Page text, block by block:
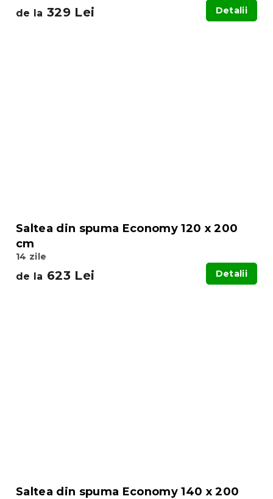
de la 329 Lei Detalii
Saltea din spuma Economy 120 x 200
cm
14 zile
de la 623 Lei Detalii
Saltea din spuma Economy 140 x 200